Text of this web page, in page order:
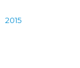
2015